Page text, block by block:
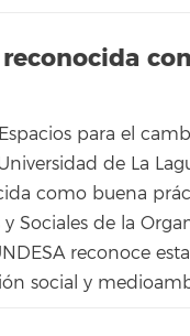
para el
de La
como buena
Sociales de la
reconoce
social y